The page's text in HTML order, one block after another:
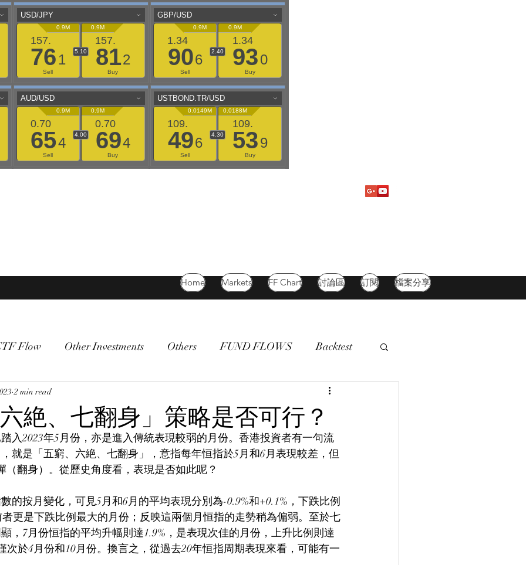
Home Markets FF Chart 討論區 訂閱 檔案分享
Flow Other Investments Others FUND FLOWS Backtest
Oil
絶、七翻身」策略是否可行？
2 min read
入2023年5月份，亦是進入傳統表現較弱的月份。香港投資者有一句流
就是「五窮、六絶、七翻身」，意指每年恒指於5月和6月表現較差，但
（翻身）。從歷史角度看，表現是否如此呢？
的按月變化，可見5月和6月的平均表現分別為-0.9%和+0.1%，下跌比例
者更是下跌比例最大的月份；反映這兩個月恒指的走勢稍為偏弱。至於七
，7月份恒指的平均升幅則達1.9%，是表現次佳的月份，上升比例則達
次於4月份和10月份。換言之，從過去20年恒指周期表現來看，可能有一